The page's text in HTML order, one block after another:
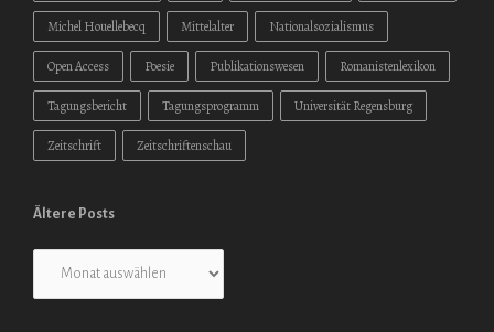
Michel Houellebecq Mittelalter Nationalsozialismus
Open Access Poesie Publikationswesen Romanistenlexikon
Tagungsbericht Tagungsprogramm Universität Regensburg
Zeitschrift Zeitschriftenschau
Ältere Posts
Posts